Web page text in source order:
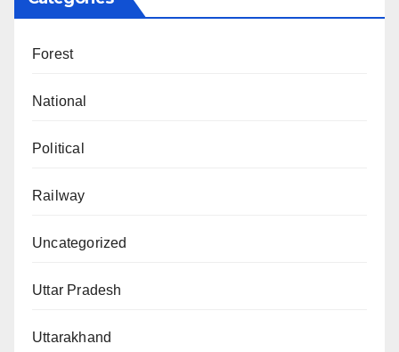
Forest
National
Political
Railway
Uncategorized
Uttar Pradesh
Uttarakhand